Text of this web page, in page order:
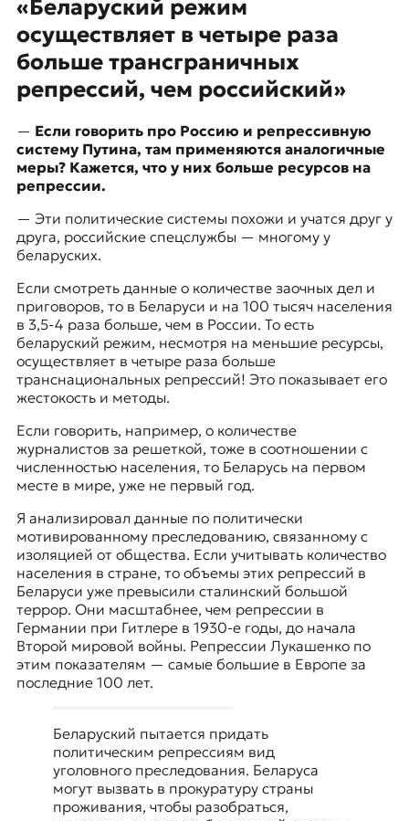
«Беларуский режим
осуществляет в четыре раза
больше трансграничных
репрессий, чем российский»
— Если говорить про Россию и репрессивную
систему Путина, там применяются аналогичные
меры? Кажется, что у них больше ресурсов на
репрессии.
— Эти политические системы похожи и учатся друг у
друга, российские спецслужбы — многому у
беларуских.
Если смотреть данные о количестве заочных дел и
приговоров, то в Беларуси и на 100 тысяч населения
в 3,5-4 раза больше, чем в России. То есть
беларуский режим, несмотря на меньшие ресурсы,
осуществляет в четыре раза больше
транснациональных репрессий! Это показывает его
жестокость и методы.
Если говорить, например, о количестве
журналистов за решеткой, тоже в соотношении с
численностью населения, то Беларусь на первом
месте в мире, уже не первый год.
Я анализировал данные по политически
мотивированному преследованию, связанному с
изоляцией от общества. Если учитывать количество
населения в стране, то объемы этих репрессий в
Беларуси уже превысили сталинский большой
террор. Они масштабнее, чем репрессии в
Германии при Гитлере в 1930-е годы, до начала
Второй мировой войны. Репрессии Лукашенко по
этим показателям — самые большие в Европе за
последние 100 лет.
Беларуский пытается придать
политическим репрессиям вид
уголовного преследования. Беларуса
могут вызвать в прокуратуру страны
проживания, чтобы разобраться,